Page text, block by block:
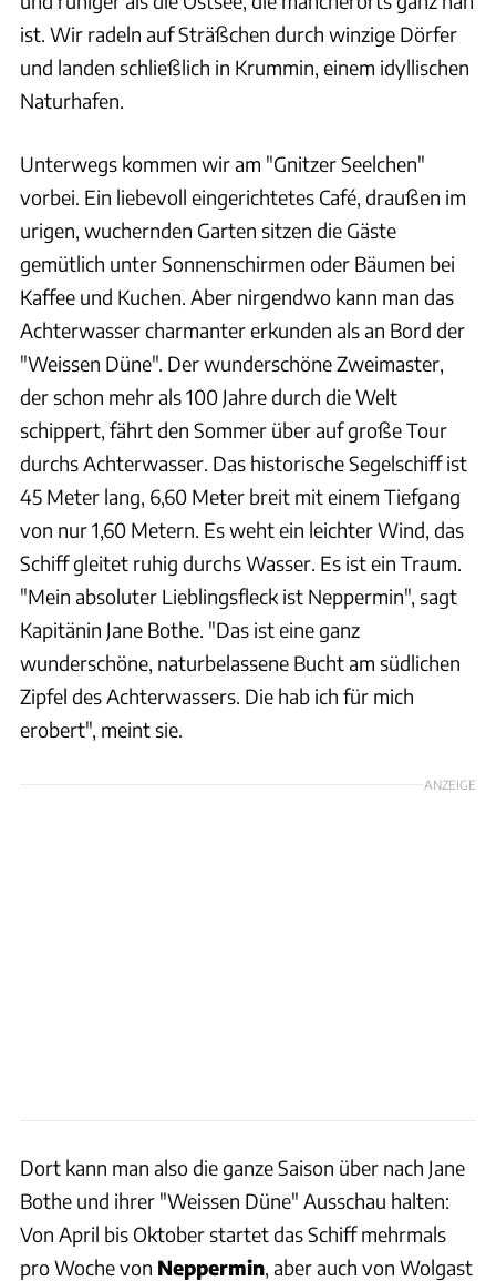
ist. Wir radeln auf Sträßchen durch winzige Dörfer
und landen schließlich in Krummin, einem idyllischen
Naturhafen.
Unterwegs kommen wir am "Gnitzer Seelchen"
vorbei. Ein liebevoll eingerichtetes Café, draußen im
urigen, wuchernden Garten sitzen die Gäste
gemütlich unter Sonnenschirmen oder Bäumen bei
Kaffee und Kuchen. Aber nirgendwo kann man das
Achterwasser charmanter erkunden als an Bord der
"Weissen Düne". Der wunderschöne Zweimaster,
der schon mehr als 100 Jahre durch die Welt
schippert, fährt den Sommer über auf große Tour
durchs Achterwasser. Das historische Segelschiff ist
45 Meter lang, 6,60 Meter breit mit einem Tiefgang
von nur 1,60 Metern. Es weht ein leichter Wind, das
Schiff gleitet ruhig durchs Wasser. Es ist ein Traum.
"Mein absoluter Lieblingsfleck ist Neppermin", sagt
Kapitänin Jane Bothe. "Das ist eine ganz
wunderschöne, naturbelassene Bucht am südlichen
Zipfel des Achterwassers. Die hab ich für mich
erobert", meint sie.
ANZEIGE
Dort kann man also die ganze Saison über nach Jane
Bothe und ihrer "Weissen Düne" Ausschau halten:
Von April bis Oktober startet das Schiff mehrmals
pro Woche von Neppermin, aber auch von Wolgast